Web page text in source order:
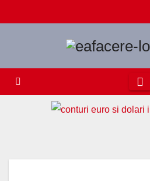
to